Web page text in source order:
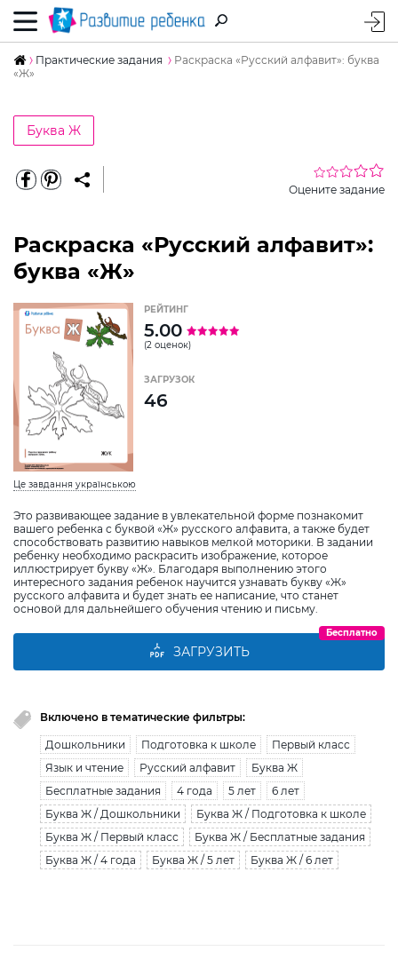
Практические задания
Раскраска «Русский алфавит»: буква
«Ж»
Буква Ж
Оцените задание
Раскраска «Русский алфавит»:
буква «Ж»
Це завдання українською
Это развивающее задание в увлекательной форме познакомит
вашего ребенка с буквой «Ж» русского алфавита, а также будет
способствовать развитию навыков мелкой моторики. В задании
ребенку необходимо раскрасить изображение, которое
иллюстрирует букву «Ж». Благодаря выполнению этого
интересного задания ребенок научится узнавать букву «Ж»
русского алфавита и будет знать ее написание, что станет
основой для дальнейшего обучения чтению и письму.
РЕЙТИНГ
5.00
(2 оценок)
ЗАГРУЗОК
46
ЗАГРУЗИТЬ
Бесплатно
Включено в тематические фильтры:
Дошкольники Подготовка к школе
Первый класс
Язык и чтение
Русский алфавит
Буква Ж
Бесплатные задания
4 года 5 лет
6 лет
Буква Ж / Дошкольники
Буква Ж / Подготовка к школе
Буква Ж / Первый класс
Буква Ж / Бесплатные задания
Буква Ж / 4 года
Буква Ж / 5 лет Буква Ж / 6 лет